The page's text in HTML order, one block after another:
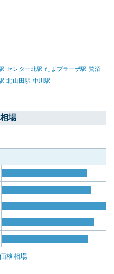
センター北駅 たまプラーザ駅 鷺沼
北山田駅 中川駅
場
格相場